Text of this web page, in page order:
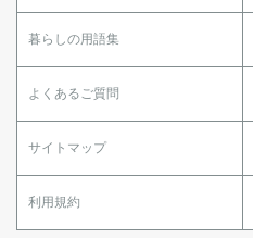
暮らしの用語集
よくあるご質問
サイトマップ
利用規約